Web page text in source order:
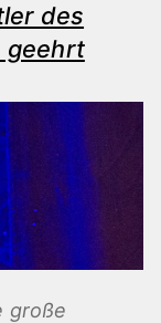
des
geehrt
große